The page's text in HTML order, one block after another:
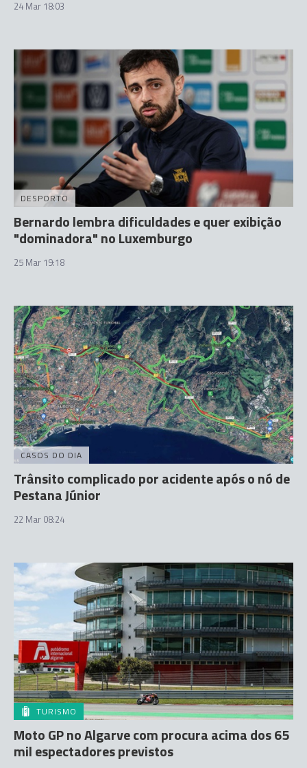
24 Mar 18:03
DESPORTO
Bernardo lembra dificuldades e quer exibição
"dominadora" no Luxemburgo
25 Mar 19:18
CASOS DO DIA
Trânsito complicado por acidente após o nó de
Pestana Júnior
22 Mar 08:24
TURISMO
Moto GP no Algarve com procura acima dos 65
mil espectadores previstos